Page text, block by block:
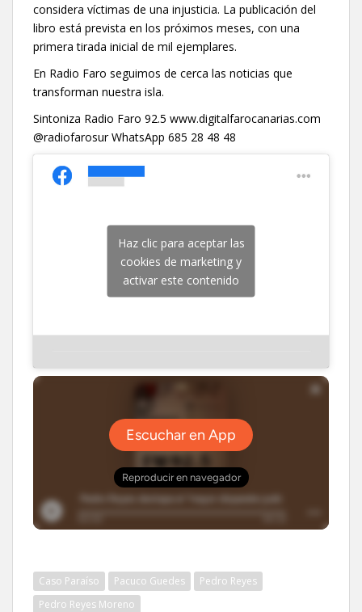
considera víctimas de una injusticia. La publicación del
libro está prevista en los próximos meses, con una
primera tirada inicial de mil ejemplares.
En Radio Faro seguimos de cerca las noticias que
transforman nuestra isla.
Sintoniza Radio Faro 92.5 www.digitalfarocanarias.com
@radiofarosur WhatsApp 685 28 48 48
Haz clic para aceptar las
cookies de marketing y
activar este contenido
Caso Paraíso Pacuco Guedes
Pedro Reyes
Pedro Reyes Moreno